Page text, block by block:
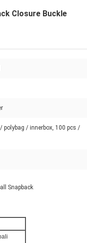
Closure Buckle
polybag / innerbox, 100 pcs /
Snapback